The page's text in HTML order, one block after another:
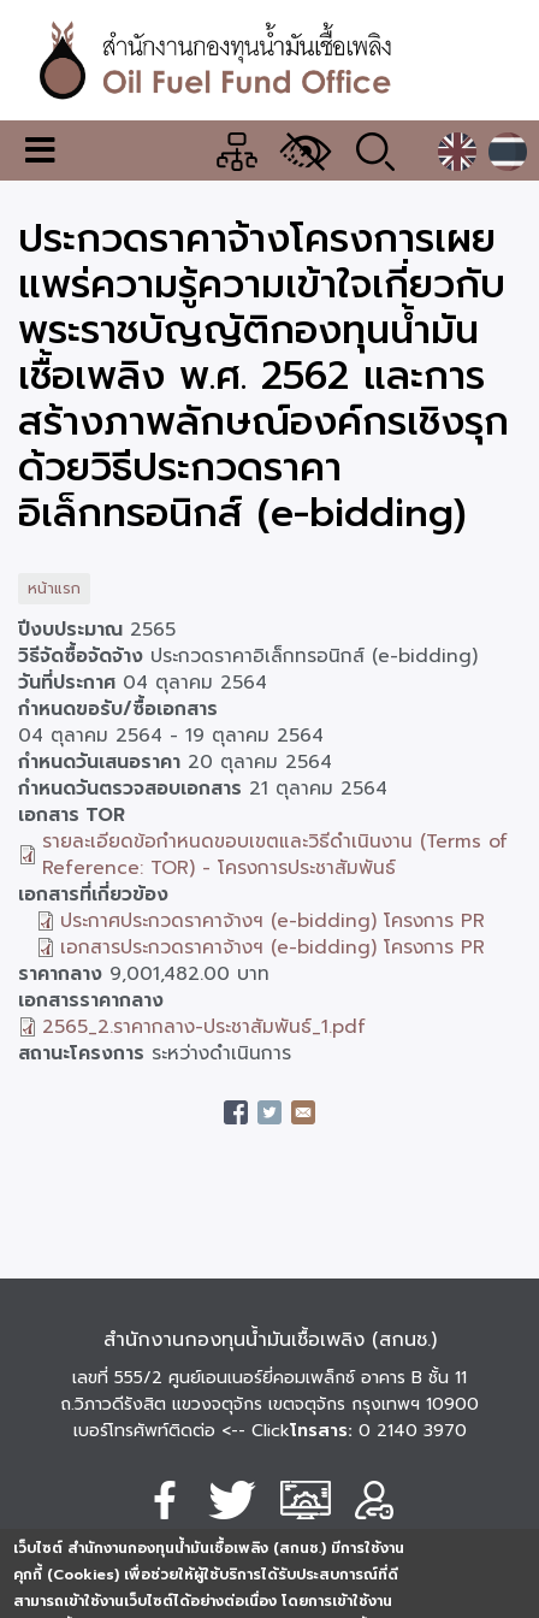
เว็บไซต์ สำนักงานกองทุนน้ำมันเชื้อเพลิง (สกนช.) มีการใช้งาน
คุกกี้ (Cookies) เพื่อช่วยให้ผู้ใช้บริการได้รับประสบการณ์ที่ดี
สามารถเข้าใช้งานเว็บไซต์ได้อย่างต่อเนื่อง โดยการเข้าใช้งาน
เนื้อหา
หลักสำนักงาน
กองทุน
น้ำมัน
เชื้อ
เพลิง
เมนู
เปลี่ยน
แสดง
ผล
ประกวดราคาจ้างโครงการเผย
แพร่ความรู้ความเข้าใจเกี่ยวกับ
พระราชบัญญัติกองทุนน้ำมัน
เชื้อเพลิง พ.ศ. 2562 และการ
สร้างภาพลักษณ์องค์กรเชิงรุก
ด้วยวิธีประกวดราคา
อิเล็กทรอนิกส์ (e-bidding)
หน้าแรก
ปีงบประมาณ 2565
วิธีจัดซื้อจัดจ้าง ประกวดราคาอิเล็กทรอนิกส์ (e-bidding)
วันที่ประกาศ 04 ตุลาคม 2564
กำหนดขอรับ/ซื้อเอกสาร
04 ตุลาคม 2564 - 19 ตุลาคม 2564
กำหนดวันเสนอราคา 20 ตุลาคม 2564
กำหนดวันตรวจสอบเอกสาร 21 ตุลาคม 2564
เอกสาร TOR
รายละเอียดข้อกำหนดขอบเขตและวิธีดำเนินงาน (Terms of
Reference: TOR) - โครงการประชาสัมพันธ์
เอกสารที่เกี่ยวข้อง
ประกาศประกวดราคาจ้างฯ (e-bidding) โครงการ PR
เอกสารประกวดราคาจ้างฯ (e-bidding) โครงการ PR
ราคากลาง 9,001,482.00 บาท
เอกสารราคากลาง
2565_2.ราคากลาง-ประชาสัมพันธ์_1.pdf
สถานะโครงการ ระหว่างดำเนินการ
สำนักงานกองทุนน้ำมันเชื้อเพลิง (สกนช.)
เลขที่ 555/2 ศูนย์เอนเนอร์ยี่คอมเพล็กซ์ อาคาร B ชั้น 11
ถ.วิภาวดีรังสิต แขวงจตุจักร เขตจตุจักร กรุงเทพฯ 10900
เบอร์โทรศัพท์ติดต่อ <-- Clickโทรสาร: 0 2140 3970
นโยบายการคุ้มครอง
ข้อมูลส่วนบุคคล
นโยบายการรักษาความ
มั่นคงปลอดภัย